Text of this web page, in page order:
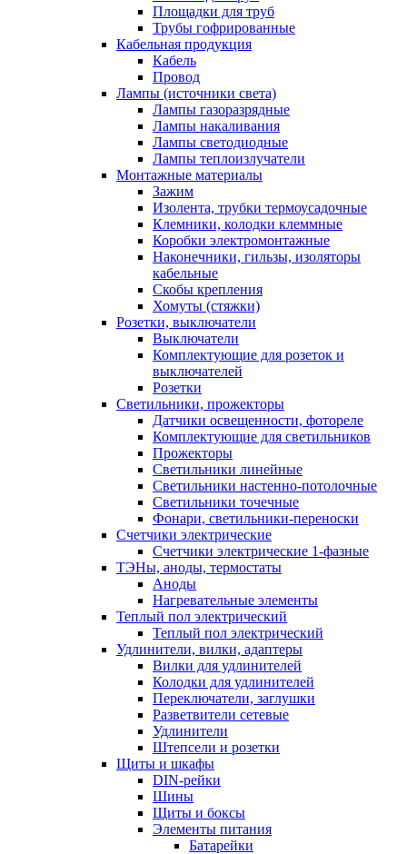
Площадки для труб
Трубы гофрированные
Кабельная продукция
Кабель
Провод
Лампы (источники света)
Лампы газоразрядные
Лампы накаливания
Лампы светодиодные
Лампы теплоизлучатели
Монтажные материалы
Зажим
Изолента, трубки термоусадочные
Клемники, колодки клеммные
Коробки электромонтажные
Наконечники, гильзы, изоляторы
кабельные
Скобы крепления
Хомуты (стяжки)
Розетки, выключатели
Выключатели
Комплектующие для розеток и
выключателей
Розетки
Светильники, прожекторы
Датчики освещенности, фотореле
Комплектующие для светильников
Прожекторы
Светильники линейные
Светильники настенно-потолочные
Светильники точечные
Фонари, светильники-переноски
Счетчики электрические
Счетчики электрические 1-фазные
ТЭНы, аноды, термостаты
Аноды
Нагревательные элементы
Теплый пол электрический
Теплый пол электрический
Удлинители, вилки, адаптеры
Вилки для удлинителей
Колодки для удлинителей
Переключатели, заглушки
Разветвители сетевые
Удлинители
Штепсели и розетки
Щиты и шкафы
DIN-рейки
Шины
Щиты и боксы
Элементы питания
Батарейки